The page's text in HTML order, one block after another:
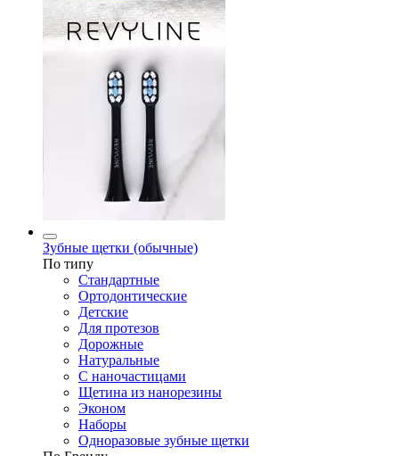
Зубные щетки (обычные)
По типу
Стандартные
Ортодонтические
Детские
Для протезов
Дорожные
Натуральные
С наночастицами
Щетина из нанорезины
Эконом
Наборы
Одноразовые зубные щетки